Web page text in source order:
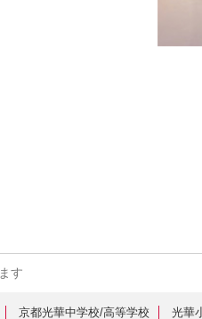
す
京都光華中学校/高等学校 光華